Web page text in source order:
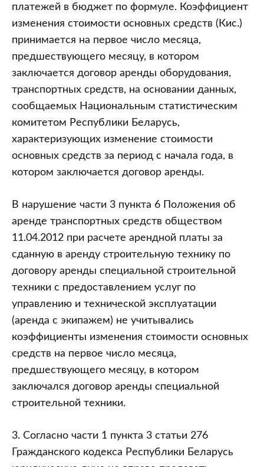
платежей в бюджет по формуле. Коэффициент
изменения стоимости основных средств (Кис.)
принимается на первое число месяца,
предшествующего месяцу, в котором
заключается договор аренды оборудования,
транспортных средств, на основании данных,
сообщаемых Национальным статистическим
комитетом Республики Беларусь,
характеризующих изменение стоимости
основных средств за период с начала года, в
котором заключается договор аренды.
В нарушение части 3 пункта 6 Положения об
аренде транспортных средств обществом
11.04.2012 при расчете арендной платы за
сданную в аренду строительную технику по
договору аренды специальной строительной
техники с предоставлением услуг по
управлению и технической эксплуатации
(аренда с экипажем) не учитывались
коэффициенты изменения стоимости основных
средств на первое число месяца,
предшествующего месяцу, в котором
заключался договор аренды специальной
строительной техники.
3. Согласно части 1 пункта 3 статьи 276
Гражданского кодекса Республики Беларусь